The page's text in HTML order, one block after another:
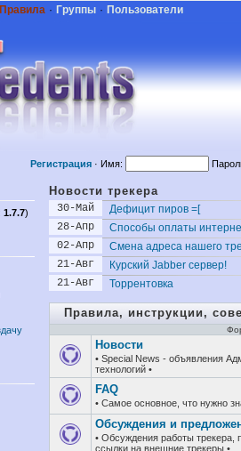
Правила · Группы · Пользователи
Регистрация · Имя:
1.7.7)
Новости трекера
30-Май
Дефицит пиров =[
28-Апр
Способы оплаты
02-Апр
Смена адреса нашего
21-Авг
Курский Jabber сервер!
21-Авг
Торрентовка
Правила, инструкции,
Новости
• Special News - объявления
технологий •
FAQ
• Самое основное, что нужно
Обсуждения и
• Обсуждения работы
ссылки на внешние трекеры •